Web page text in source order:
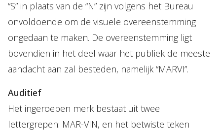
“S” in plaats van de “N” zijn volgens het Bureau
onvoldoende om de visuele overeenstemming
ongedaan te maken. De overeenstemming ligt
bovendien in het deel waar het publiek de meeste
aandacht aan zal besteden, namelijk “MARVI”.
Auditief
Het ingeroepen merk bestaat uit twee
lettergrepen: MAR-VIN, en het betwiste teken